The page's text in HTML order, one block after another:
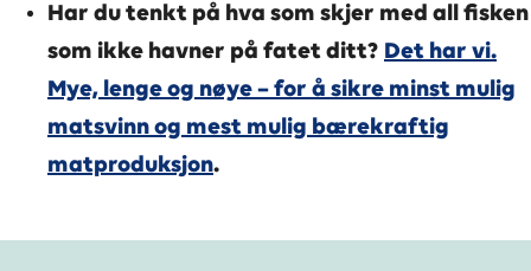
Har du tenkt på hva som skjer med all fisken
som ikke havner på fatet ditt? Det har vi.
Mye, lenge og nøye – for å sikre minst mulig
matsvinn og mest mulig bærekraftig
matproduksjon.